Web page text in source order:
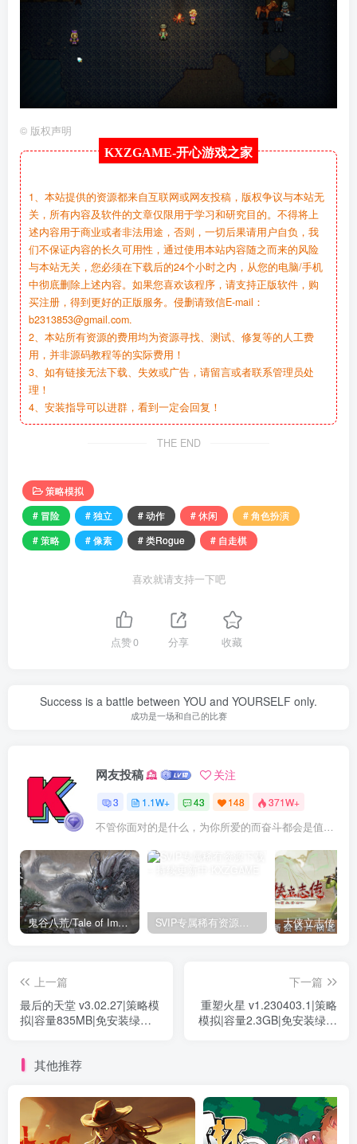
© 版权声明
KXZGAME-开心游戏之家
1、本站提供的资源都来自互联网或网友投稿，版权争议与本站无
关，所有内容及软件的文章仅限用于学习和研究目的。不得将上
述内容用于商业或者非法用途，否则，一切后果请用户自负，我
们不保证内容的长久可用性，通过使用本站内容随之而来的风险
与本站无关，您必须在下载后的24个小时之内，从您的电脑/手机
中彻底删除上述内容。如果您喜欢该程序，请支持正版软件，购
买注册，得到更好的正版服务。侵删请致信E-mail：
b2313853@gmail.com.
2、本站所有资源的费用均为资源寻找、测试、修复等的人工费
用，并非源码教程等的实际费用！
3、如有链接无法下载、失效或广告，请留言或者联系管理员处
理！
4、安装指导可以进群，看到一定会回复！
THE END
策略模拟
# 冒险
# 独立 # 动作 # 休闲
# 角色扮演
# 策略
# 像素 # 类Rogue # 自走棋
喜欢就请支持一下吧
点赞0 分享 收藏
Success is a battle between YOU and YOURSELF only.
成功是一场和自己的比赛
网友投稿 关注
3 1.1W+ 43 148 371W+
不管你面对的是什么，为你所爱的而奋斗都会是值得的
鬼谷八荒/Tale of Immortal v1.2.105.259|角色扮演|容量27.4GB|免安装绿色中文版 SVIP专属稀有资源下载 – 持续更新中
上一篇
最后的天堂 v3.02.27|策略模
拟|容量835MB|免安装绿色
下一篇
重塑火星 v1.230403.1|策略
模拟|容量2.3GB|免安装绿色
其他推荐